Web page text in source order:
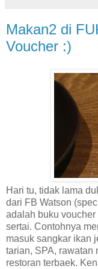
Makan2 di
Voucher :)
Hari tu, tidak lama
dari FB Watson
adalah buku
sertai. Contohnya
masuk sangkar ikan
tarian, SPA, rawatan
restoran terbaek.